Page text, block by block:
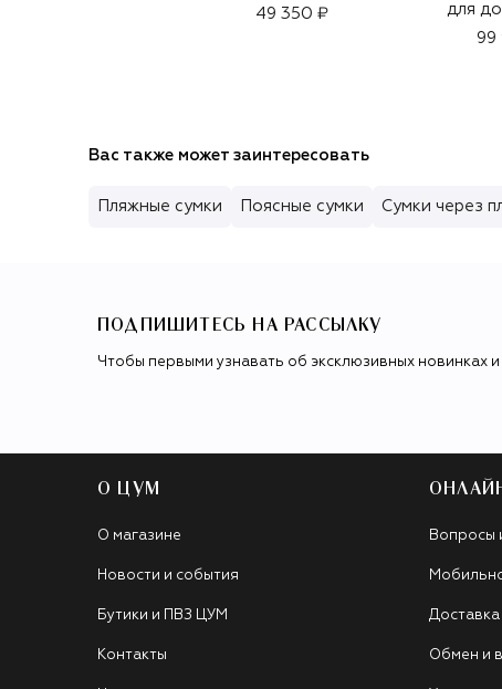
49 350 ₽
для
99
Вас также может заинтересовать
Пляжные сумки Поясные сумки Сумки через
ПОДПИШИТЕСЬ НА РАССЫЛКУ
Чтобы первыми узнавать об эксклюзивных новинках
О ЦУМ
О магазине
Новости и события
Бутики и ПВЗ ЦУМ
Контакты
Вопросы
Доставка
Обмен и